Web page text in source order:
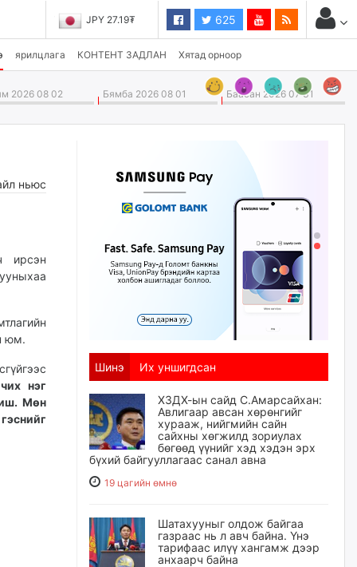
JPY 27.19₮ 625
ярилцлага КОНТЕНТ ЗАДЛАН Хятад орноор
2026 08 02 Бямба 2026 08 01 Баасан 2026 07 31
ньюс
ирсэн
юм.
нэг
Мөн
Шинэ Их уншигдсан
ХЗДХ-ын сайд С.Амарсайхан:
Авлигаар авсан хөрөнгийг
хурааж, нийгмийн сайн
сайхны хөгжилд зориулах
бөгөөд үүнийг хэд хэдэн эрх
бүхий байгууллагаас санал авна
19 цагийн өмнө
Шатахууныг олдож байгаа
газраас нь л авч байна. Үнэ
тарифаас илүү хангамж дээр
анхаарч байна